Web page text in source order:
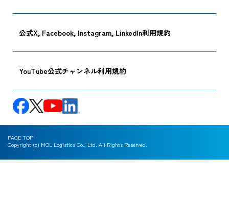
公式X, Facebook, Instagram, LinkedIn利用規約
YouTube公式チャンネル利用規約
Copyright (c) MOL Logistics Co., Ltd. All Rights Reserved.
PAGE TOP